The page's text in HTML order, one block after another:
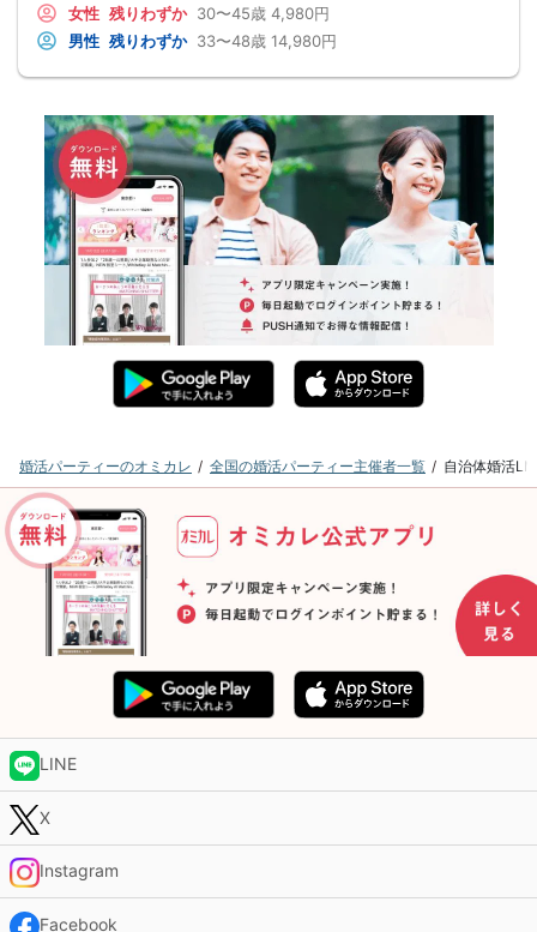
女性 残りわずか 30〜45歳 4,980円
男性 残りわずか 33〜48歳 14,980円
婚活パーティーのオミカレ 全国の婚活パーティー主催者一覧 自治体婚活
LINE
X
Instagram
Facebook